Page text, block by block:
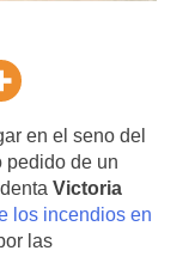
en el seno del
pedido de un
Victoria
los incendios en
las